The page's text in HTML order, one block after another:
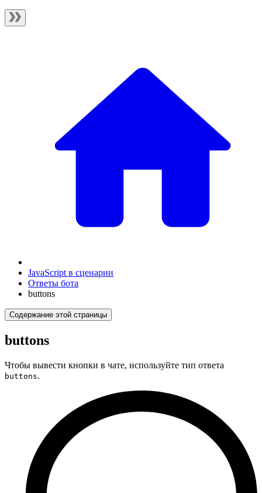
JavaScript в сценарии
Ответы бота
buttons
Содержание этой страницы
buttons
Чтобы вывести кнопки в чате, используйте тип ответа
buttons.